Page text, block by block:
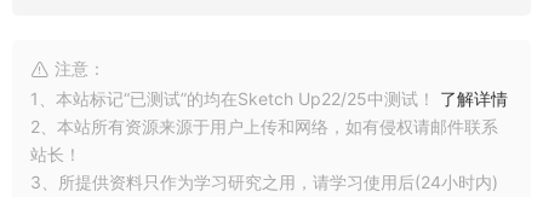
注意：
1、本站标记“已测试”的均在Sketch Up22/25中测试！ 了解详情
2、本站所有资源来源于用户上传和网络，如有侵权请邮件联系
站长！
3、所提供资料只作为学习研究之用，请学习使用后(24小时内)